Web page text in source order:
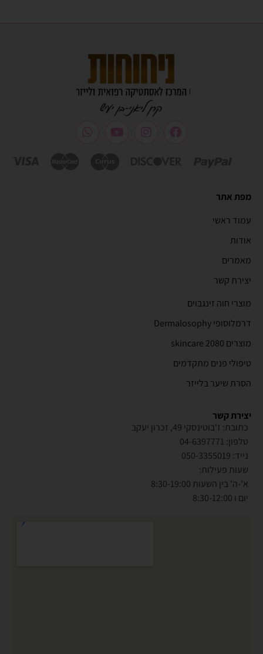
יצירת קשר
כתובת: ז'בוטינסקי 49, זכרון יעקב
טלפון: 04-6397771
נייד: 050-3355019
שעות פעילות:
א'-ה' בין השעות 8:30-19:00
יום ו 8:30-12:00
מפת אתר
עמוד ראשי
אודות
מאמרים
יצירת קשר
מוצרי חוה זינגבוים
דרמלוסופי Dermalosophy
מוצרים 2080 skincare
טיפולי פנים מתקדמים
הסרת שיער בלייזר